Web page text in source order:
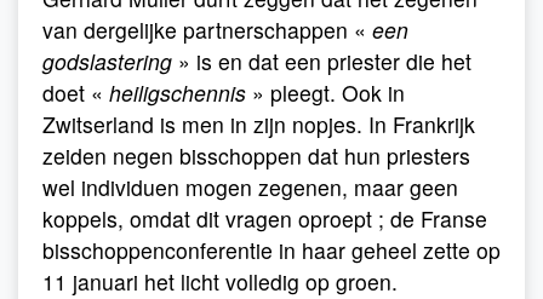
van dergelijke partnerschappen « een
godslastering » is en dat een priester die het
doet « heiligschennis » pleegt. Ook in
Zwitserland is men in zijn nopjes. In Frankrijk
zeiden negen bisschoppen dat hun priesters
wel individuen mogen zegenen, maar geen
koppels, omdat dit vragen oproept ; de Franse
bisschoppenconferentie in haar geheel zette op
11 januari het licht volledig op groen.